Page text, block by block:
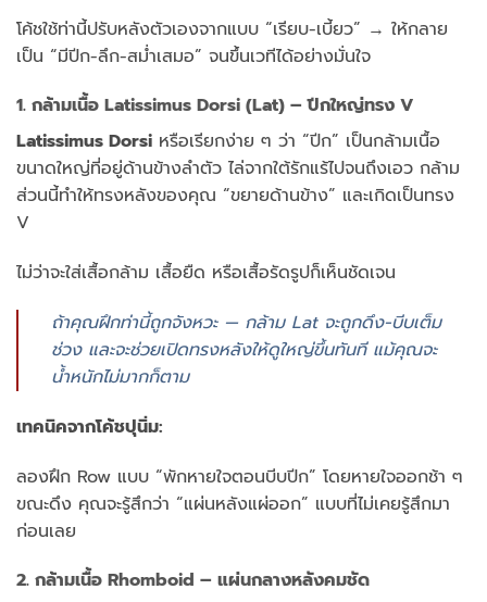
โค้ชใช้ท่านี้ปรับหลังตัวเองจากแบบ “เรียบ-เบี้ยว” → ให้กลาย
เป็น “มีปีก-ลึก-สม่ำเสมอ” จนขึ้นเวทีได้อย่างมั่นใจ
1. กล้ามเนื้อ Latissimus Dorsi (Lat) – ปีกใหญ่ทรง V
Latissimus Dorsi หรือเรียกง่าย ๆ ว่า “ปีก” เป็นกล้ามเนื้อ
ขนาดใหญ่ที่อยู่ด้านข้างลำตัว ไล่จากใต้รักแร้ไปจนถึงเอว กล้าม
ส่วนนี้ทำให้ทรงหลังของคุณ “ขยายด้านข้าง” และเกิดเป็นทรง
V
ไม่ว่าจะใส่เสื้อกล้าม เสื้อยืด หรือเสื้อรัดรูปก็เห็นชัดเจน
ถ้าคุณฝึกท่านี้ถูกจังหวะ — กล้าม Lat จะถูกดึง-บีบเต็ม
ช่วง และจะช่วยเปิดทรงหลังให้ดูใหญ่ขึ้นทันที แม้คุณจะ
น้ำหนักไม่มากก็ตาม
เทคนิคจากโค้ชปุนิ่ม:
ลองฝึก Row แบบ “พักหายใจตอนบีบปีก” โดยหายใจออกช้า ๆ
ขณะดึง คุณจะรู้สึกว่า “แผ่นหลังแผ่ออก” แบบที่ไม่เคยรู้สึกมา
ก่อนเลย
2. กล้ามเนื้อ Rhomboid – แผ่นกลางหลังคมชัด